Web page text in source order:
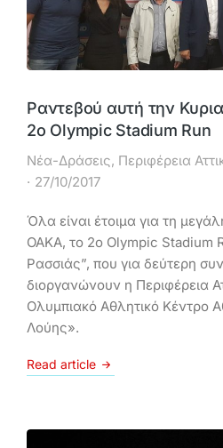
Ραντεβού αυτή την
2o Olympic Stadium Run
Νέα-Δράσεις, Περιφέρεια
27/10/2017
Όλα είναι έτοιμα για τη
ΟΑΚΑ, το 2o Olympic Stadium
Ρασσιάς”, που για δεύτερη
διοργανώνουν η Περιφέρεια
Ολυμπιακό Αθλητικό Κέντρο
Λούης».
Read article